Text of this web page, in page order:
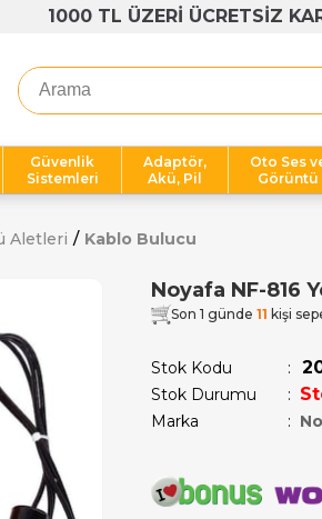
1000 TL ÜZERİ ÜCRETSİZ
Güvenlik
Sistemleri
Adaptör,
Akü, Pil
Oto Ses
Görüntü
Aletleri Kablo Bulucu
Noyafa NF-816
Son 1 günde 11 kişi
Stok Kodu
Stok Durumu :
Marka :